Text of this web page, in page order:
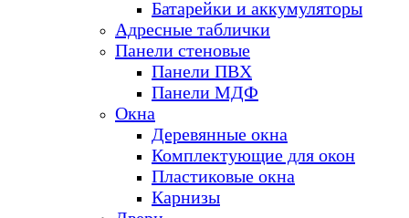
Батарейки и аккумуляторы
Адресные таблички
Панели стеновые
Панели ПВХ
Панели МДФ
Окна
Деревянные окна
Комплектующие для окон
Пластиковые окна
Карнизы